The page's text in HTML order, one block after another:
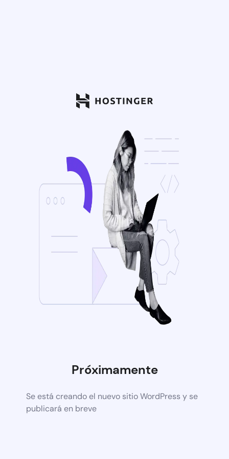
Próximamente
Se está creando el nuevo sitio WordPress y se
publicará en breve